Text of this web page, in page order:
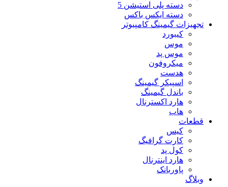
دسته پلی استیشن 5
دسته ایکس باکس
تجهیزات گیمینگ کامپیوتر
کیبورد
موس
موس پد
میکروفون
هدست
اسپیکر گیمینگ
باندل گیمینگ
هارد اکسترنال
هاب
قطعات
کیس
کارت گرافیگ
کول پد
هارد اینترنال
پاوربانک
وبلاگ